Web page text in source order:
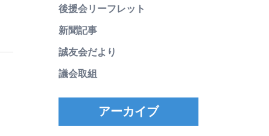
後援会リーフレット
新聞記事
誠友会だより
議会取組
アーカイブ